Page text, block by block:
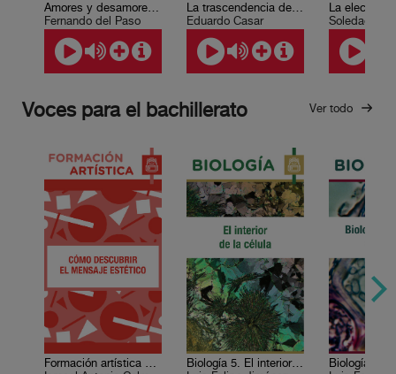
Amores y desamores del virtuoso caballero
Fernando del Paso
La trascendencia de la literatura
Eduardo Casar
Soledad
Voces para el bachillerato Ver todo
Formación artística 2. Cómo descubrir el mensaje estético
Biología 5. El interior de la célula